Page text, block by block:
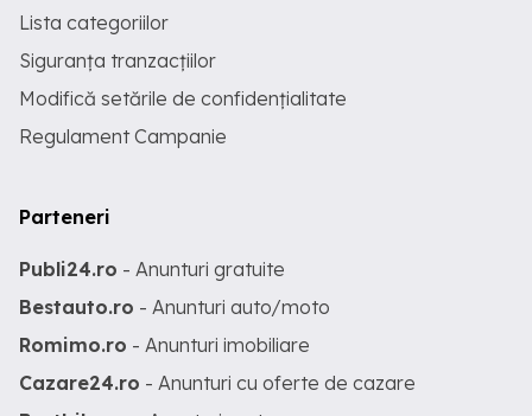
Lista categoriilor
Siguranța tranzacțiilor
Modifică setările de confidențialitate
Regulament Campanie
Parteneri
Publi24.ro - Anunturi gratuite
Bestauto.ro - Anunturi auto/moto
Romimo.ro - Anunturi imobiliare
Cazare24.ro - Anunturi cu oferte de cazare